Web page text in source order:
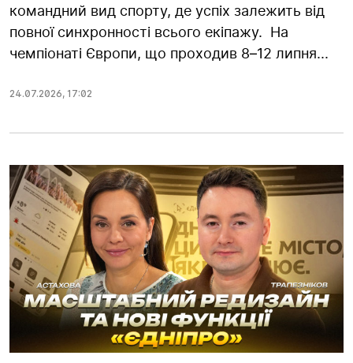
командний вид спорту, де успіх залежить від
повної синхронності всього екіпажу. На
чемпіонаті Європи, що проходив 8–12 липня...
24.07.2026, 17:02